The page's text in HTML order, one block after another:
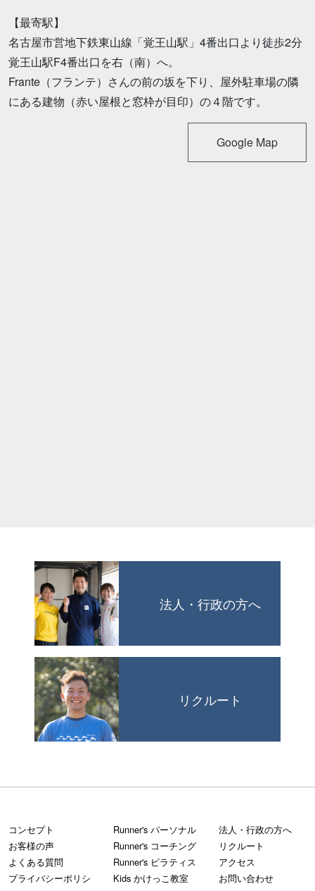
【最寄駅】
名古屋市営地下鉄東山線「覚王山駅」4番出口より徒歩2分
覚王山駅F4番出口を右（南）へ。
Frante（フランテ）さんの前の坂を下り、屋外駐車場の隣
にある建物（赤い屋根と窓枠が目印）の４階です。
Google Map
法人・行政の方へ
リクルート
コンセプト
お客様の声
よくある質問
プライバシーポリシ
Runner's パーソナル
Runner's コーチング
Runner's ピラティス
Kids かけっこ教室
法人・行政の方へ
リクルート
アクセス
お問い合わせ